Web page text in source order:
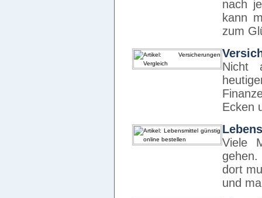
nach
kann
zum
Nicht
Ecken
Viele
gehen.
dort
und